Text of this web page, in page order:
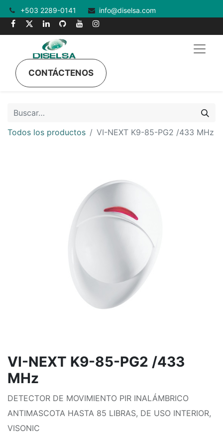
+503 2289-0141 info@diselsa.com
CONTÁCTENOS
Todos los productos VI-NEXT K9-85-PG2 /433 MHz
VI-NEXT K9-85-PG2 /433
MHz
DETECTOR DE MOVIMIENTO PIR INALÁMBRICO
ANTIMASCOTA HASTA 85 LIBRAS, DE USO INTERIOR,
VISONIC